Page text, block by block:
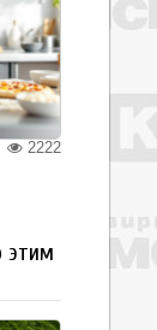
2222
этим